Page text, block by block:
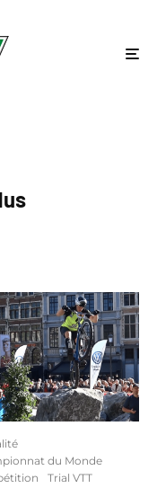
du Monde
Trial VTT